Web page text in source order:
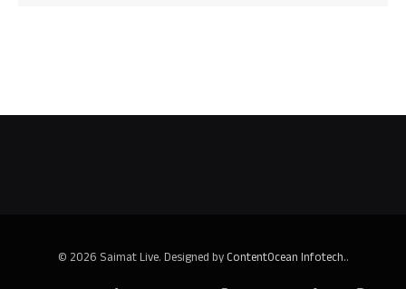
© 2026 Saimat Live. Designed byContentOcean Infotech..